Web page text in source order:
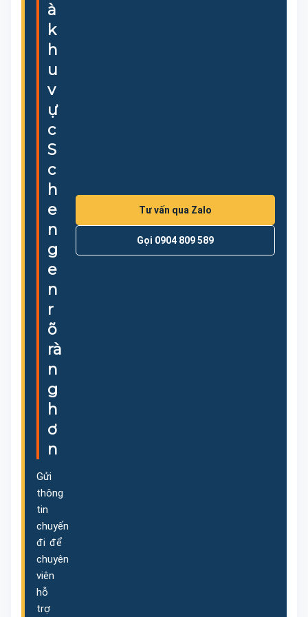
à
k
h
u
v
ự
c
S
c
h
e
n
g
e
n
r
õ
rà
n
g
h
ơ
n
Gửi
thông
tin
chuyến
đi để
chuyên
viên
hỗ
trợ
Tư vấn qua Zalo
Gọi 0904 809 589